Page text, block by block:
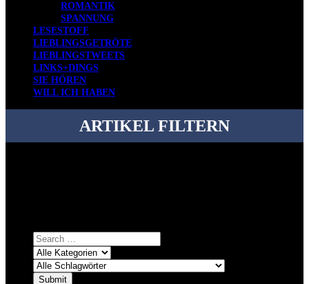
ROMANTIK
SPANNUNG
LESESTOFF
LIEBLINGSGETRÖTE
LIEBLINGSTWEETS
LINKS+DINGS
SIE HÖREN
WILL ICH HABEN
ARTIKEL FILTERN